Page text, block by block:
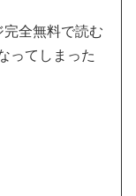
全無料で読む
ってしまった